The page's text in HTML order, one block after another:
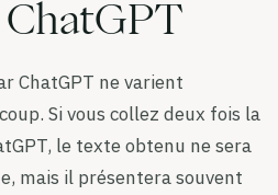
ChatGPT
ChatGPT ne varient
Si vous collez deux fois la
le texte obtenu ne sera
mais il présentera souvent